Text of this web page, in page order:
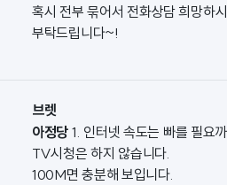
혹시 전부 묶어서 전화상담 희망하
부탁드립니다~!
브렛
아정당 1. 인터넷 속도는 빠를 필요
TV시청은 하지 않습니다.
100M면 충분해 보입니다.